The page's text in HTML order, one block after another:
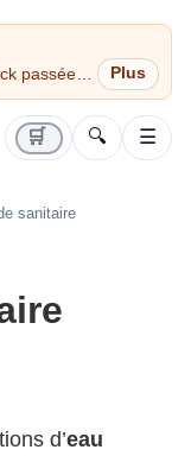
passées
(jours
🛒 🔍 ☰
sanitaire
d’eau